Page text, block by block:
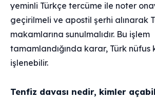
yeminli Türkçe tercüme ile noter
geçirilmeli ve apostil şerhi alınarak
makamlarına sunulmalıdır. Bu işlem
tamamlandığında karar, Türk nüfus
işlenebilir.
Tenfiz davası nedir, kimler